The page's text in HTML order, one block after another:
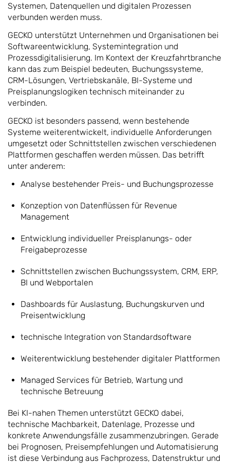
Systemen, Datenquellen und digitalen Prozessen
verbunden werden muss.
GECKO unterstützt Unternehmen und Organisationen bei
Softwareentwicklung, Systemintegration und
Prozessdigitalisierung. Im Kontext der Kreuzfahrtbranche
kann das zum Beispiel bedeuten, Buchungssysteme,
CRM-Lösungen, Vertriebskanäle, BI-Systeme und
Preisplanungslogiken technisch miteinander zu
verbinden.
GECKO ist besonders passend, wenn bestehende
Systeme weiterentwickelt, individuelle Anforderungen
umgesetzt oder Schnittstellen zwischen verschiedenen
Plattformen geschaffen werden müssen. Das betrifft
unter anderem:
Analyse bestehender Preis- und Buchungsprozesse
Konzeption von Datenflüssen für Revenue
Management
Entwicklung individueller Preisplanungs- oder
Freigabeprozesse
Schnittstellen zwischen Buchungssystem, CRM, ERP,
BI und Webportalen
Dashboards für Auslastung, Buchungskurven und
Preisentwicklung
technische Integration von Standardsoftware
Weiterentwicklung bestehender digitaler Plattformen
Managed Services für Betrieb, Wartung und
technische Betreuung
Bei KI-nahen Themen unterstützt GECKO dabei,
technische Machbarkeit, Datenlage, Prozesse und
konkrete Anwendungsfälle zusammenzubringen. Gerade
bei Prognosen, Preisempfehlungen und Automatisierung
ist diese Verbindung aus Fachprozess, Datenstruktur und